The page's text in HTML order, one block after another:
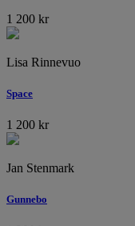
1 200 kr
Lisa Rinnevuo
Space
1 200 kr
Jan Stenmark
Gunnebo